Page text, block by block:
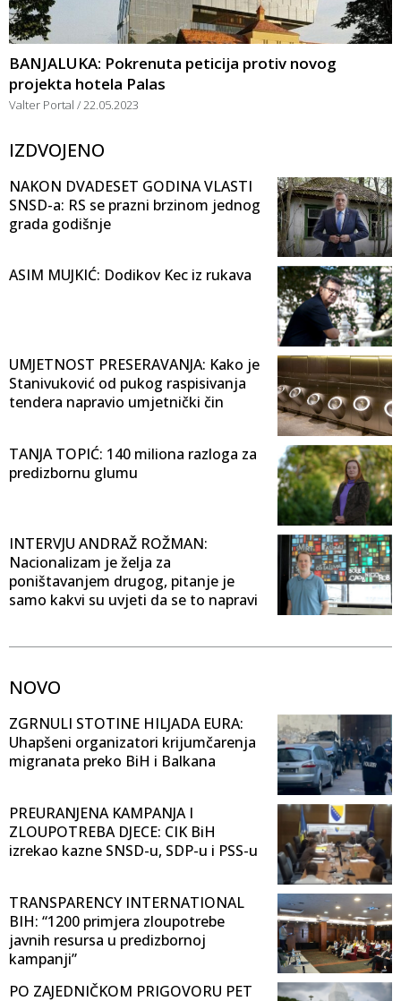
BANJALUKA: Pokrenuta peticija protiv novog
projekta hotela Palas
Valter Portal 22.05.2023
IZDVOJENO
NAKON DVADESET GODINA VLASTI
SNSD-a: RS se prazni brzinom jednog
grada godišnje
ASIM MUJKIĆ: Dodikov Kec iz rukava
UMJETNOST PRESERAVANJA: Kako je
Stanivuković od pukog raspisivanja
tendera napravio umjetnički čin
TANJA TOPIĆ: 140 miliona razloga za
predizbornu glumu
INTERVJU ANDRAŽ ROŽMAN:
Nacionalizam je želja za
poništavanjem drugog, pitanje je
samo kakvi su uvjeti da se to napravi
NOVO
ZGRNULI STOTINE HILJADA EURA:
Uhapšeni organizatori krijumčarenja
migranata preko BiH i Balkana
PREURANJENA KAMPANJA I
ZLOUPOTREBA DJECE: CIK BiH
izrekao kazne SNSD-u, SDP-u i PSS-u
TRANSPARENCY INTERNATIONAL
BIH: “1200 primjera zloupotrebe
javnih resursa u predizbornoj
kampanji”
PO ZAJEDNIČKOM PRIGOVORU PET